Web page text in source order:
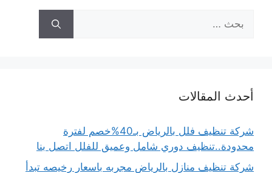
عن:
أحدث المقالات
شركة تنظيف فلل بالرياض بـ40%خصم لفترة
محدودة..تنظيف دوري شامل وعميق للفلل اتصل بنا
شركة تنظيف منازل بالرياض مجربه باسعار رخيصه تبدأ